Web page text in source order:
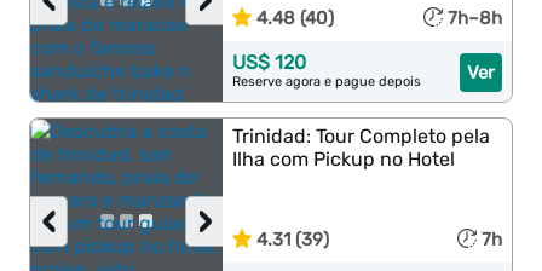
4.48 (40) 7h–8h
Ver
US$ 120
Reserve agora e pague depois
›
‹
Trinidad: Tour Completo pela
Ilha com Pickup no Hotel
4.31 (39) 7h